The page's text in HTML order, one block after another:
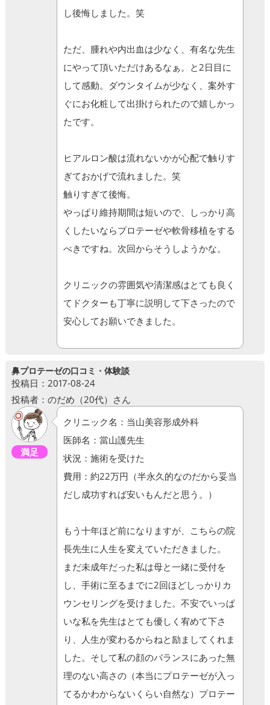
し後悔しました。笑
ただ、腫れや内出血は少なく、有名な先生
にやって頂いただけあるなぁ。と2日目に
して感動。ダウンタイムが少なく、案外す
ぐにお化粧して出掛けられたので嬉しかっ
たです。
ヒアルロン酸は流れないかが心配で触りす
ぎておかげで流れました。笑
触りすぎて後悔。
やっぱり維持期間は短いので、しっかり高
くしたいならプロテーゼや軟骨移植をする
べきですね。次回からそうしようかな。
クリニックの雰囲気や清潔感はとても良く
てドクターも丁寧に説明して下さったので
安心してお願いできました。
鼻プロテーゼの口コミ・体験談
投稿日：2017-08-24
投稿者：のだめ（20代）さん
満足
クリニック名：当山美容形成外科
医師名：當山護先生
状況：施術を受けた
費用：約22万円（半永久的なのだから妥当
だし成功すれば安いもんだと思う。）
もう十年ほど前になりますが、こちらの院
長先生に人生を変えていただきました。
まだ未成年だった私は母と一緒に受付を
し、手術に至るまでに2回ほどしっかりカ
ウンセリングを受けました。不安でいっぱ
いな私を先生はとても優しく宥めて下さ
り、人生が変わるからねと励ましてくれま
した。そして私の顔のバランスにあった無
理のない高さの（本当にプロテーゼが入っ
てるかわからないくらい自然な）プロテー